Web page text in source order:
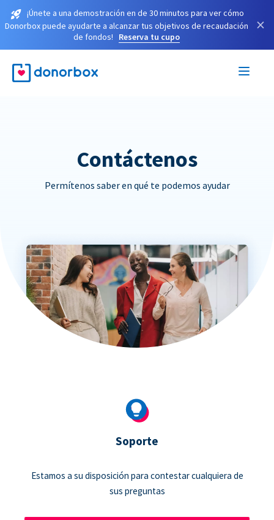
¡Únete a una demostración en de 30 minutos para ver cómo
Donorbox puede ayudarte a alcanzar tus objetivos de recaudación
de fondos!
Reserva tu cupo
×
Contáctenos
Permítenos saber en qué te podemos ayudar
Soporte
Estamos a su disposición para contestar cualquiera de
sus preguntas